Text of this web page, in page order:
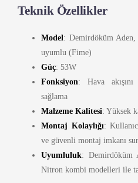
Teknik Özellikler
Model: Demirdöküm
uyumlu (Fime)
Güç: 53W
Fonksiyon: Hava
sağlama
Malzeme Kalitesi: Yüksek
Montaj Kolaylığı:
ve güvenli montaj imkanı
Uyumluluk: Demirdöküm
Nitron kombi modelleri ile